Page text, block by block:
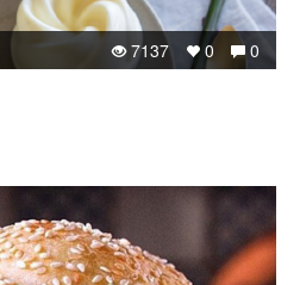
0
0
7137